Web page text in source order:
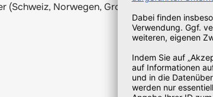
(Schweiz, Norwegen, Großbritannien etc.)